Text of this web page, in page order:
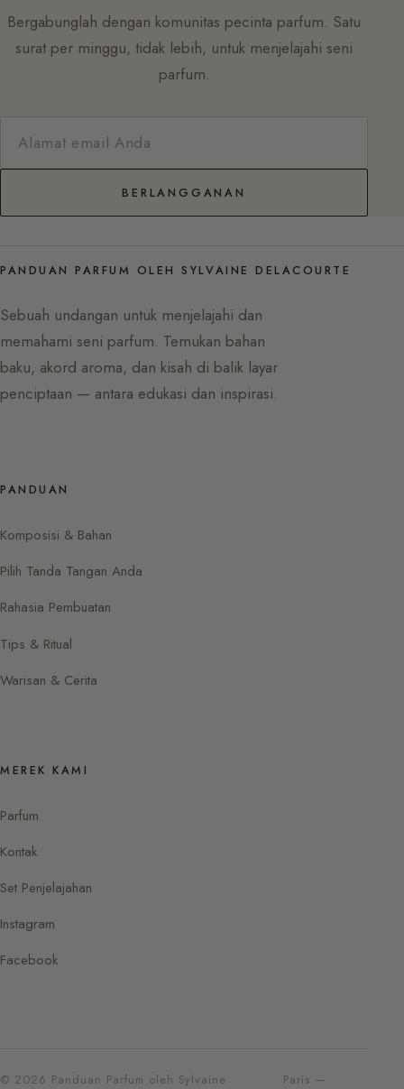
Bergabunglah dengan komunitas pecinta parfum. Satu
surat per minggu, tidak lebih, untuk menjelajahi seni
parfum.
BERLANGGANAN
PANDUAN PARFUM OLEH SYLVAINE DELACOURTE
Sebuah undangan untuk menjelajahi dan
memahami seni parfum. Temukan bahan
baku, akord aroma, dan kisah di balik layar
penciptaan — antara edukasi dan inspirasi.
PANDUAN
Komposisi & Bahan
Pilih Tanda Tangan Anda
Rahasia Pembuatan
Tips & Ritual
Warisan & Cerita
MEREK KAMI
Parfum
Kontak
Set Penjelajahan
Instagram
Facebook
© 2026 Panduan Parfum oleh Sylvaine
Paris —